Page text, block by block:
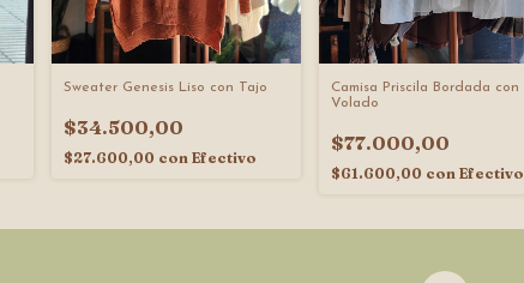
Sweater Genesis Liso con Tajo
$34.500,00
$27.600,00 con Efectivo
Camisa Priscila Bordada con
Volado
$77.000,00
$61.600,00 con Efectivo